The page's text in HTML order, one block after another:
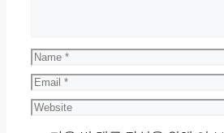
Name
Email
Website